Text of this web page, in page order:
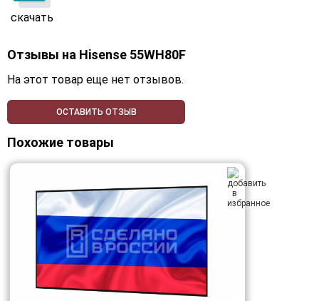
скачать
Отзывы на Hisense 55WH80F
На этот товар еще нет отзывов.
ОСТАВИТЬ ОТЗЫВ
Похожие товары